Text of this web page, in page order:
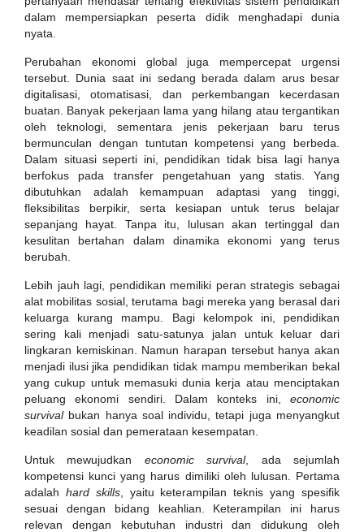
dalam mempersiapkan peserta didik menghadapi dunia
nyata.
Perubahan ekonomi global juga mempercepat urgensi
tersebut. Dunia saat ini sedang berada dalam arus besar
digitalisasi, otomatisasi, dan perkembangan kecerdasan
buatan. Banyak pekerjaan lama yang hilang atau tergantikan
oleh teknologi, sementara jenis pekerjaan baru terus
bermunculan dengan tuntutan kompetensi yang berbeda.
Dalam situasi seperti ini, pendidikan tidak bisa lagi hanya
berfokus pada transfer pengetahuan yang statis. Yang
dibutuhkan adalah kemampuan adaptasi yang tinggi,
fleksibilitas berpikir, serta kesiapan untuk terus belajar
sepanjang hayat. Tanpa itu, lulusan akan tertinggal dan
kesulitan bertahan dalam dinamika ekonomi yang terus
berubah.
Lebih jauh lagi, pendidikan memiliki peran strategis sebagai
alat mobilitas sosial, terutama bagi mereka yang berasal dari
keluarga kurang mampu. Bagi kelompok ini, pendidikan
sering kali menjadi satu-satunya jalan untuk keluar dari
lingkaran kemiskinan. Namun harapan tersebut hanya akan
menjadi ilusi jika pendidikan tidak mampu memberikan bekal
yang cukup untuk memasuki dunia kerja atau menciptakan
peluang ekonomi sendiri. Dalam konteks ini, economic
survivalbukan hanya soal individu, tetapi juga menyangkut
keadilan sosial dan pemerataan kesempatan.
Untuk mewujudkan economic survival, ada sejumlah
kompetensi kunci yang harus dimiliki oleh lulusan. Pertama
adalah hard skills, yaitu keterampilan teknis yang spesifik
sesuai dengan bidang keahlian. Keterampilan ini harus
relevan dengan kebutuhan industri dan didukung oleh